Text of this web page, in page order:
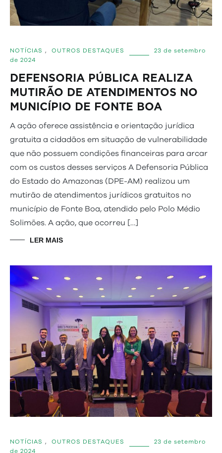
NOTÍCIAS , OUTROS DESTAQUES
23 de setembro
de 2024
DEFENSORIA PÚBLICA REALIZA
MUTIRÃO DE ATENDIMENTOS NO
MUNICÍPIO DE FONTE BOA
A ação oferece assistência e orientação jurídica
gratuita a cidadãos em situação de vulnerabilidade
que não possuem condições financeiras para arcar
com os custos desses serviços A Defensoria Pública
do Estado do Amazonas (DPE-AM) realizou um
mutirão de atendimentos jurídicos gratuitos no
município de Fonte Boa, atendido pelo Polo Médio
Solimões. A ação, que ocorreu […]
LER MAIS
NOTÍCIAS , OUTROS DESTAQUES
23 de setembro
de 2024